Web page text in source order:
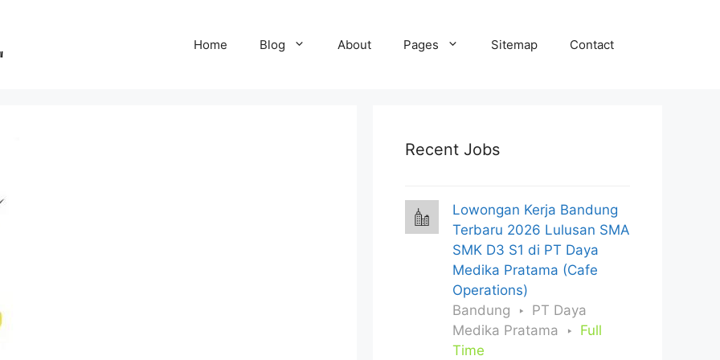
Home Blog About Pages Sitemap Contact
Recent Jobs
Lowongan Kerja Bandung
Terbaru 2026 Lulusan SMA
SMK D3 S1 di PT Daya
Medika Pratama (Cafe
Operations)
Bandung
PT Daya
Medika Pratama
Full
Time